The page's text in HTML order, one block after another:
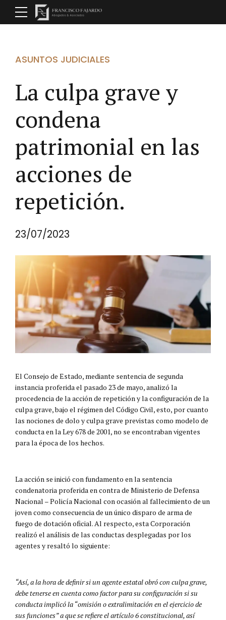
ASUNTOS JUDICIALES
La culpa grave y
condena
patrimonial en las
acciones de
repetición.
23/07/2023
El Consejo de Estado, mediante sentencia de segunda
instancia proferida el pasado 23 de mayo, analizó la
procedencia de la acción de repetición y la configuración de la
culpa grave, bajo el régimen del Código Civil, esto, por cuanto
las nociones de dolo y culpa grave previstas como modelo de
conducta en la Ley 678 de 2001, no se encontraban vigentes
para la época de los hechos.
La acción se inició con fundamento en la sentencia
condenatoria proferida en contra de Ministerio de Defensa
Nacional – Policía Nacional con ocasión al fallecimiento de un
joven como consecuencia de un único disparo de arma de
fuego de dotación oficial. Al respecto, esta Corporación
realizó el análisis de las conductas desplegadas por los
agentes y resaltó lo siguiente:
“Así, a la hora de definir si un agente estatal obró con culpa grave,
debe tenerse en cuenta como factor para su configuración si su
conducta implicó la “omisión o extralimitación en el ejercicio de
sus funciones” a que se refiere el artículo 6 constitucional, así